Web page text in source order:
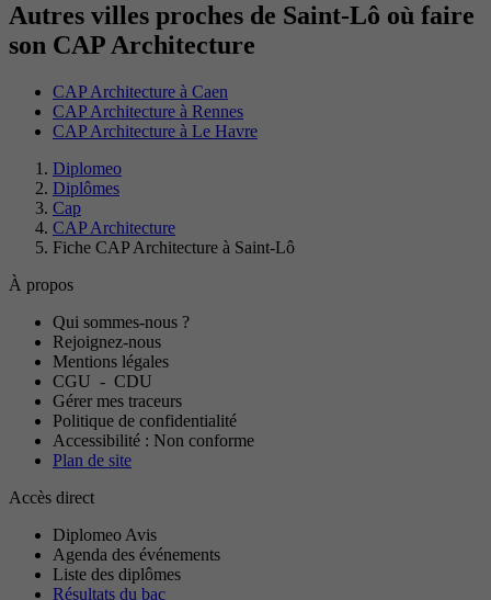
Autres villes proches de Saint-Lô où faire
son CAP Architecture
CAP Architecture à Caen
CAP Architecture à Rennes
CAP Architecture à Le Havre
Diplomeo
Diplômes
Cap
CAP Architecture
Fiche CAP Architecture à Saint-Lô
À propos
Qui sommes-nous ?
Rejoignez-nous
Mentions légales
CGU - CDU
Gérer mes traceurs
Politique de confidentialité
Accessibilité : Non conforme
Plan de site
Accès direct
Diplomeo Avis
Agenda des événements
Liste des diplômes
Résultats du bac